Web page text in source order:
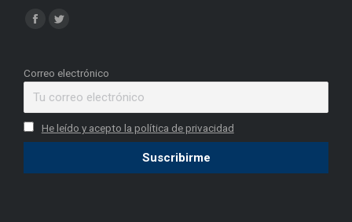
Find us on:
Facebook
opens
window
Twitter
opens
window
Correo electrónico
He leído y acepto la política de privacidad